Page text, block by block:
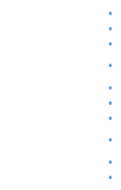
•
•
•
•
•
•
•
•
•
•